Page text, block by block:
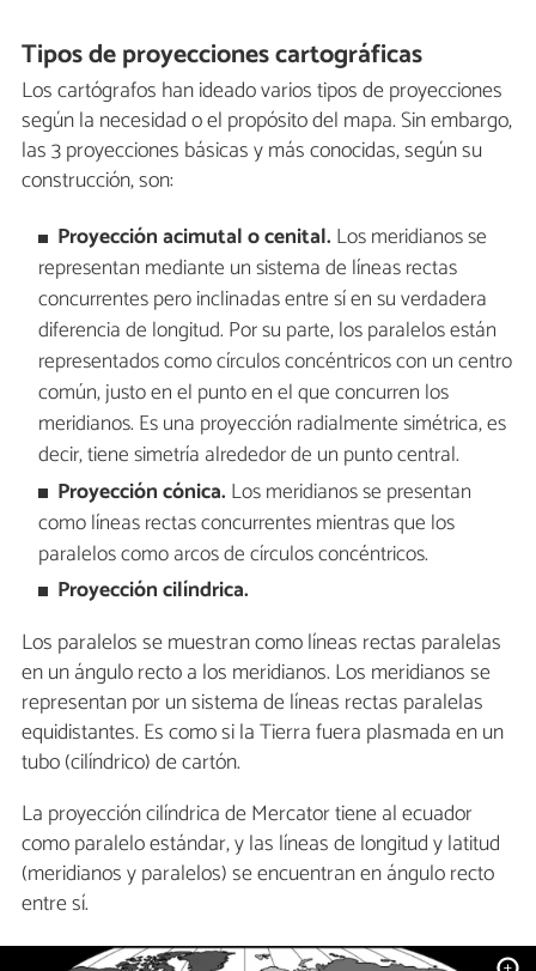
Tipos de proyecciones cartográficas
Los cartógrafos han ideado varios tipos de proyecciones
según la necesidad o el propósito del mapa. Sin embargo,
las 3 proyecciones básicas y más conocidas, según su
construcción, son:
Proyección acimutal o cenital. Los meridianos se
representan mediante un sistema de líneas rectas
concurrentes pero inclinadas entre sí en su verdadera
diferencia de longitud. Por su parte, los paralelos están
representados como círculos concéntricos con un centro
común, justo en el punto en el que concurren los
meridianos. Es una proyección radialmente simétrica, es
decir, tiene simetría alrededor de un punto central.
Proyección cónica. Los meridianos se presentan
como líneas rectas concurrentes mientras que los
paralelos como arcos de círculos concéntricos.
Proyección cilíndrica.
Los paralelos se muestran como líneas rectas paralelas
en un ángulo recto a los meridianos. Los meridianos se
representan por un sistema de líneas rectas paralelas
equidistantes. Es como si la Tierra fuera plasmada en un
tubo (cilíndrico) de cartón.
La proyección cilíndrica de Mercator tiene al ecuador
como paralelo estándar, y las líneas de longitud y latitud
(meridianos y paralelos) se encuentran en ángulo recto
entre sí.